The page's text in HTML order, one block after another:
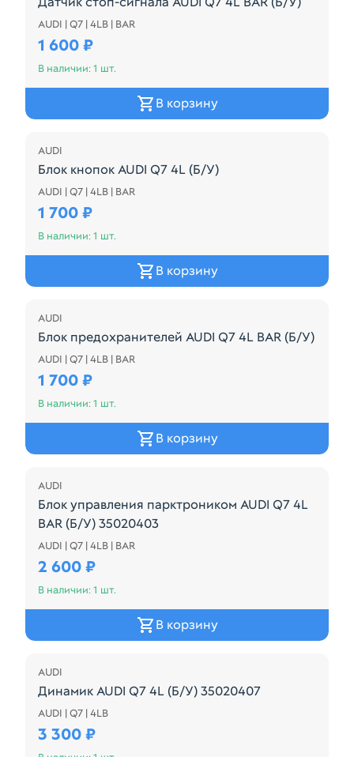
7L0945083B
AUDI | Q7 | 4LB | BAR
1 600 ₽
В наличии: 1 шт.
В корзину
AUDI
Блок кнопок AUDI Q7 4L (Б/У)
4L1927123B КНОПКА ОСВЕЩЕНИЯ ПАНЕЛИ
AUDI | Q7 | 4LB | BAR
1 700 ₽
В наличии: 1 шт.
В корзину
AUDI
Блок предохранителей AUDI Q7 4L BAR (Б/У)
7L0937548C
AUDI | Q7 | 4LB | BAR
1 700 ₽
В наличии: 1 шт.
В корзину
AUDI
Блок управления парктроником AUDI Q7 4L
BAR (Б/У) 35020403
4F0919283F
AUDI | Q7 | 4LB | BAR
2 600 ₽
В наличии: 1 шт.
В корзину
AUDI
Динамик AUDI Q7 4L (Б/У) 35020407
4F0035415A
AUDI | Q7 | 4LB
3 300 ₽